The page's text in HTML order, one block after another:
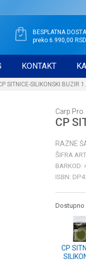
BESPLATNA
preko 6.990,00 RSD
KONTAKT
SITNICE-SILIKONSKI BUZIR
Carp Pro
CP
RAZNE
ŠIFRA
BARKOD:
ISBN:
Dostupno
CP